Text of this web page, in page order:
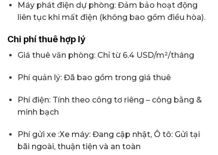
Máy phát điện dự phòng: Đảm bảo hoạt động
liên tục khi mất điện (không bao gồm điều hòa).
Chi phí thuê hợp lý
Giá thuê văn phòng: Chỉ từ 6.4 USD/m²/tháng
Phí quản lý: Đã bao gồm trong giá thuê
Phí điện: Tính theo công tơ riêng – công bằng &
minh bạch
Phí gửi xe :Xe máy: Đang cập nhật, Ô tô: Gửi tại
bãi ngoài, thuận tiện và an toàn